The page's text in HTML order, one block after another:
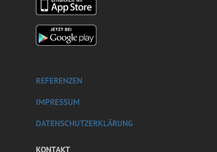
REFERENZEN
IMPRESSUM
DATENSCHUTZERKLÄRUNG
KONTAKT